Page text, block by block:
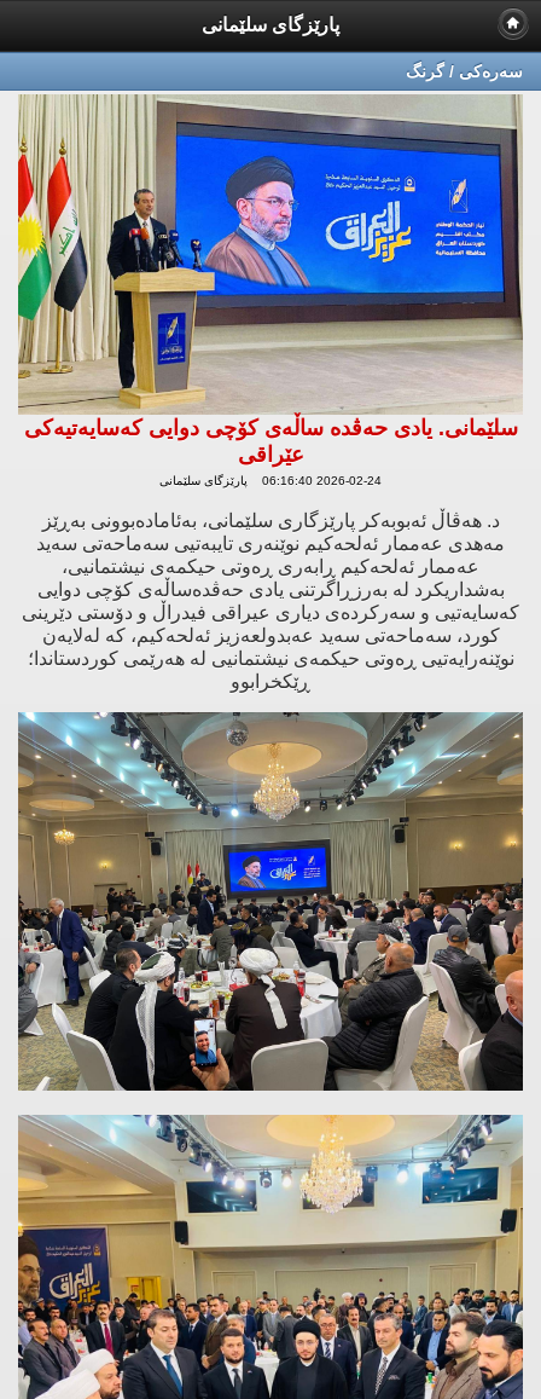
پارێزگای سلێمانی
سه‌ره‌كی / گرنگ
سلێمانی. یادی حه‌ڤده‌ ساڵه‌ی كۆچی دوایی كه‌سایه‌تیه‌كی
عێراقی
2026-02-24 06:16:40 پارێزگای سلێمانی
د. هەڤاڵ ئەبوبەکر پارێزگاری سلێمانی، بەئامادەبوونی بەڕێز
مەهدی عەممار ئەلحەکیم نوێنەری تایبەتیی سەماحەتی سەید
عەممار ئەلحەکیم ڕابەری ڕەوتی حیکمەی نیشتمانیی،
بەشداریکرد لە بەرزڕاگرتنی یادی حەڤدەساڵەی کۆچی دوایی
کەسایەتیی و سەرکردەی دیاری عیراقی فیدراڵ و دۆستی دێرینی
کورد، سەماحەتی سەید عەبدولعەزیز ئەلحەکیم، کە لەلایەن
نوێنەرایەتیی ڕەوتی حیکمەی نیشتمانیی لە هەرێمی کوردستاندا؛
ڕێکخرابوو